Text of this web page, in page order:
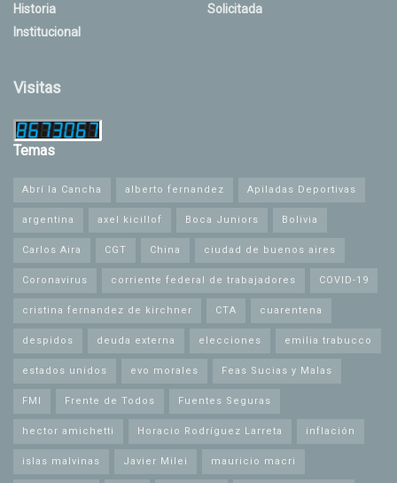
Historia
Institucional
Solicitada
Visitas
Temas
Abrí la Cancha alberto fernandez Apiladas Deportivas
argentina axel kicillof Boca Juniors Bolivia
Carlos Aira CGT China ciudad de buenos aires
Coronavirus corriente federal de trabajadores COVID-19
cristina fernandez de kirchner CTA cuarentena
despidos deuda externa elecciones emilia trabucco
estados unidos evo morales Feas Sucias y Malas
FMI Frente de Todos Fuentes Seguras
hector amichetti Horacio Rodríguez Larreta inflación
islas malvinas Javier Milei mauricio macri